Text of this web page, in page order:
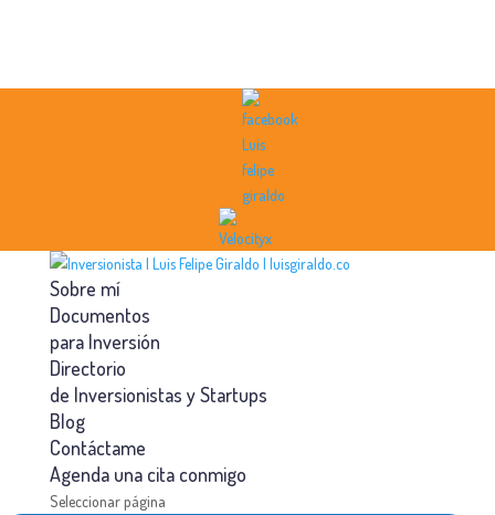
Sobre mí
Documentos
para Inversión
Directorio
de Inversionistas y Startups
Blog
Contáctame
Agenda una cita conmigo
Seleccionar página